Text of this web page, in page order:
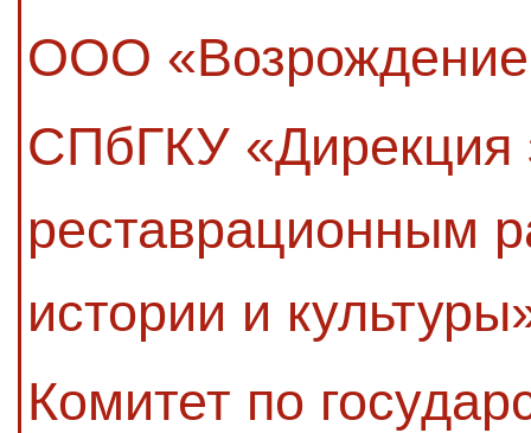
ООО «Возрождение
СПбГКУ «Дирекция
реставрационным
истории и
Комитет по